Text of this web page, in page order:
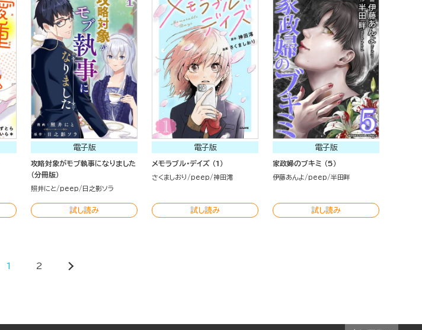
電子版
攻略対象がモブ執事になりました
（分冊版）
照井にと peep 日之影ソラ
試し読み
電子版
メモラブル・デイズ （1）
さくましおり peep 神田澪
試し読み
電子版
家政婦のブキミ （5）
伊藤あんよ peep 半田畔
試し読み
1 2